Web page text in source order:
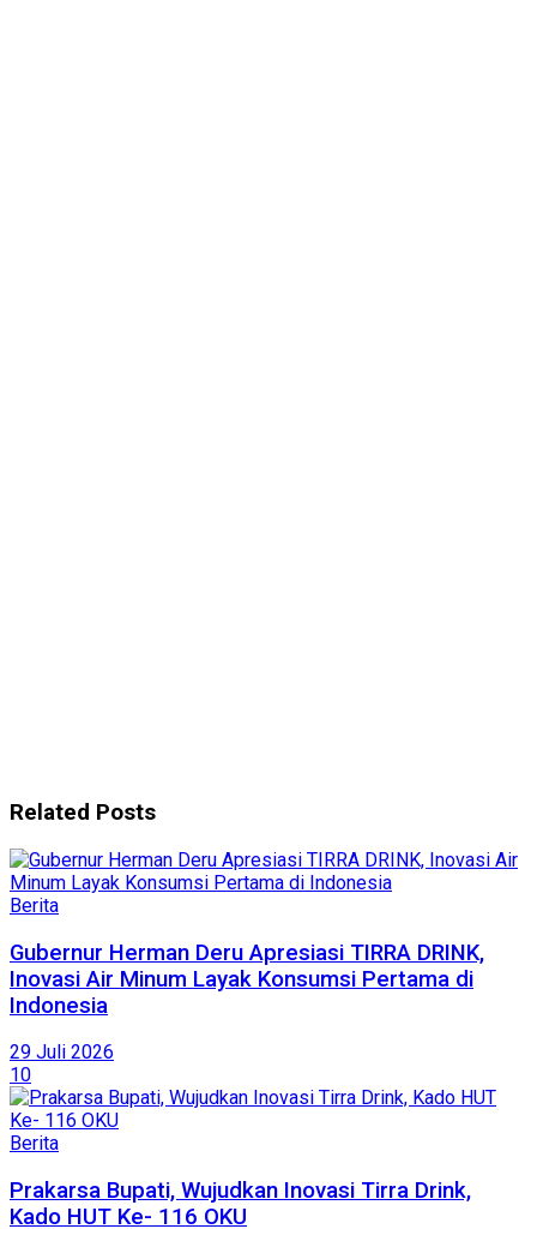
Related Posts
Berita
Gubernur Herman Deru Apresiasi TIRRA DRINK,
Inovasi Air Minum Layak Konsumsi Pertama di
Indonesia
29 Juli 2026
10
Berita
Prakarsa Bupati, Wujudkan Inovasi Tirra Drink,
Kado HUT Ke- 116 OKU